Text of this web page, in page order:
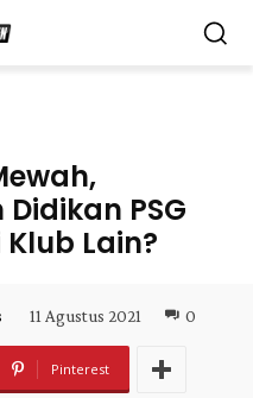
PSG
Lain?
11 Agustus 2021 0
Pinterest